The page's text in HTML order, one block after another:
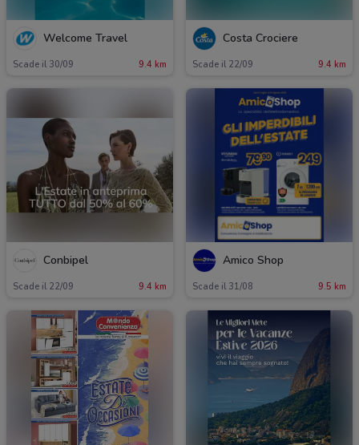
Welcome Travel
Scade il 30/09 9.4 km
Costa Crociere
Scade il 22/09 9.4 km
Conbipel
Scade il 22/09 9.4 km
Amico Shop
Scade il 31/08 9.5 km